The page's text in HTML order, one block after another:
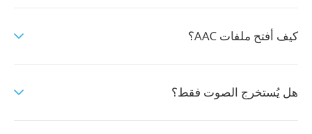
كيف أفتح ملفات AAC؟
هل يُستخرج الصوت فقط؟